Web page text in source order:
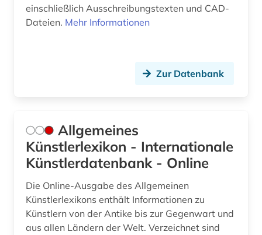
china (1)
coworking (1)
dachbegrünung (1)
dachdeckerhandwerk (1)
daten (1)
einschließlich Ausschreibungstexten und CAD-
Dateien. Mehr Informationen
Zur Datenbank
Allgemeines
Künstlerlexikon - Internationale
Künstlerdatenbank - Online
Die Online-Ausgabe des Allgemeinen
Künstlerlexikons enthält Informationen zu
Künstlern von der Antike bis zur Gegenwart und
aus allen Ländern der Welt. Verzeichnet sind